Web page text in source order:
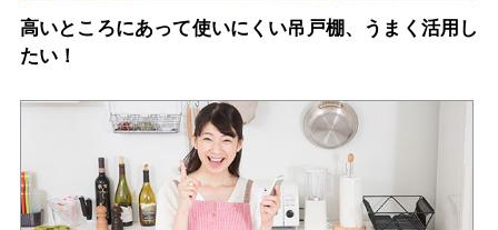
高いところにあって使いにくい吊戸棚、うまく活用し
たい！